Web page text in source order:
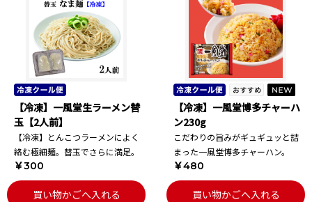
【冷凍】一風堂生ラーメン替
玉【2人前】
【冷凍】とんこつラーメンによく
絡む極細麺。替玉でさらに満足。
￥300
買い物かごへ入れる
【冷凍】一風堂博多チャーハ
ン230g
こだわりの旨みがギュギュッと詰
まった一風堂博多チャーハン。
￥480
買い物かごへ入れる